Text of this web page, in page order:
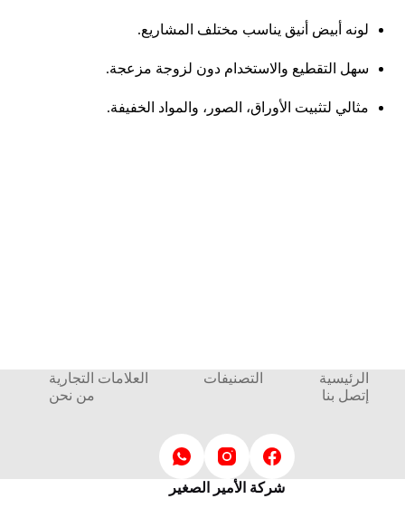
لونه أبيض أنيق يناسب مختلف المشاريع.
سهل التقطيع والاستخدام دون لزوجة مزعجة.
مثالي لتثبيت الأوراق، الصور، والمواد الخفيفة.
الرئيسية التصنيفات
العلامات التجارية
إتصل بنا
من نحن
شركة الأمير الصغير